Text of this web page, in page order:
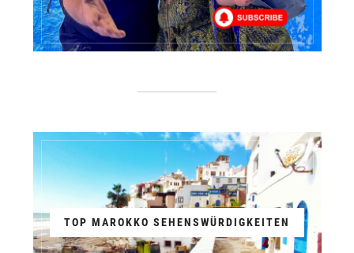
TOP MAROKKO SEHENSWÜRDIGKEITEN